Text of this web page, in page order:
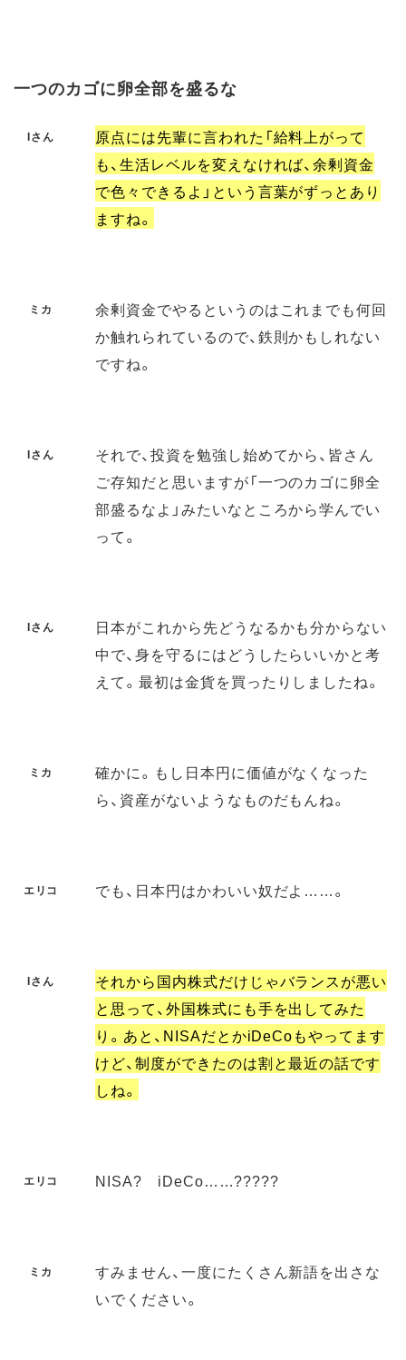
一つのカゴに卵全部を盛るな
Iさん
原点には先輩に言われた「給料上がって
も、生活レベルを変えなければ、余剰資金
で色々できるよ」という言葉がずっとあり
ますね。
ミカ
余剰資金でやるというのはこれまでも何回
か触れられているので、鉄則かもしれない
ですね。
Iさん
それで、投資を勉強し始めてから、皆さん
ご存知だと思いますが「一つのカゴに卵全
部盛るなよ」みたいなところから学んでい
って。
Iさん
日本がこれから先どうなるかも分からない
中で、身を守るにはどうしたらいいかと考
えて。最初は金貨を買ったりしましたね。
ミカ
確かに。もし日本円に価値がなくなった
ら、資産がないようなものだもんね。
エリコ でも、日本円はかわいい奴だよ……。
Iさん
それから国内株式だけじゃバランスが悪い
と思って、外国株式にも手を出してみた
り。あと、NISAだとかiDeCoもやってます
けど、制度ができたのは割と最近の話です
しね。
エリコ NISA? iDeCo……?????
ミカ
すみません、一度にたくさん新語を出さな
いでください。